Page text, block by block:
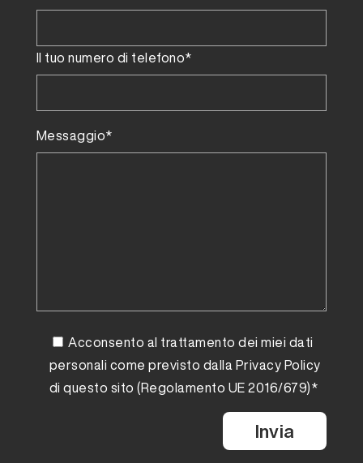
Il tuo numero di telefono*
Messaggio*
Acconsento al trattamento dei miei dati
personali come previsto dalla Privacy Policy
di questo sito (Regolamento UE 2016/679)*